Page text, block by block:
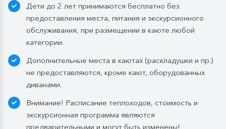
Дети до 2 лет принимаются бесплатно без
предоставления места, питания и экскурсионного
обслуживания, при размещении в каюте любой
категории.
Дополнительные места в каютах (раскладушки и пр.)
не предоставляются, кроме кают, оборудованных
диванами.
Внимание! Расписание теплоходов, стоимость и
экскурсионная программа являются
предварительными и могут быть изменены!